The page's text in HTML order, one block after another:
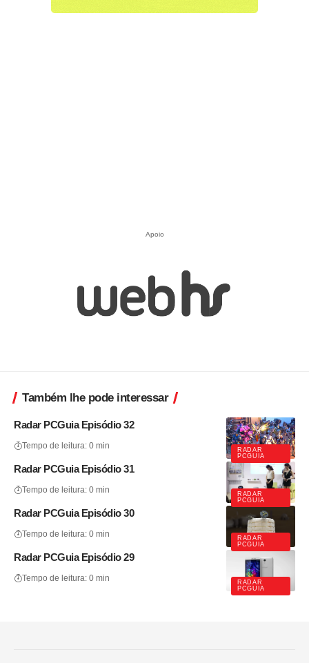
Apoio
Também lhe pode interessar
RADAR
PCGUIA
Radar PCGuia Episódio 32
Tempo de leitura: 0 min
RADAR
PCGUIA
Radar PCGuia Episódio 31
Tempo de leitura: 0 min
RADAR
PCGUIA
Radar PCGuia Episódio 30
Tempo de leitura: 0 min
RADAR
PCGUIA
Radar PCGuia Episódio 29
Tempo de leitura: 0 min